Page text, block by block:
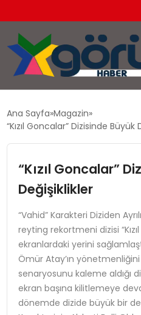
GÜNDEM
MAGAZIN
SAĞLIK
SPOR
TEKNOLOJI
Ana Sayfa Magazin
“Kızıl Goncalar” Dizisinde Büyük
“Kızıl Goncalar”
Değişiklikler
“Vahid” Karakteri Diziden
reyting rekortmeni dizisi
ekranlardaki yerini
Ömür Atay’ın
senaryosunu kaleme aldığı
ekran başına kilitlemeye
dönemde dizide büyük bir